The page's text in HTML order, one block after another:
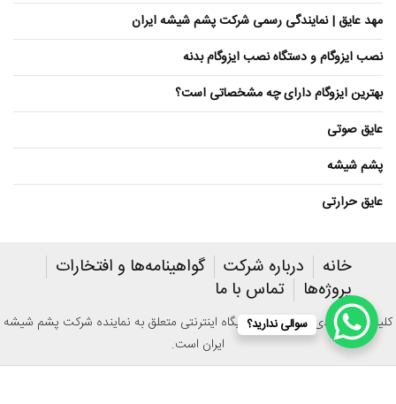
مهد عایق | نمایندگی رسمی شرکت پشم شیشه ایران
نصب ایزوگام و دستگاه نصب ایزوگام بدنه
بهترین ایزوگام دارای چه مشخصاتی است؟
عایق صوتی
پشم شیشه
عایق حرارتی
خانه درباره شرکت
گواهینامه‌ها و افتخارات
پروژه‌ها
تماس با ما
کلیه حقوق مادی و معنوی این پایگاه اینترنتی متعلق به نماینده شرکت پشم شیشه
ایران است.
سوالی ندارید؟